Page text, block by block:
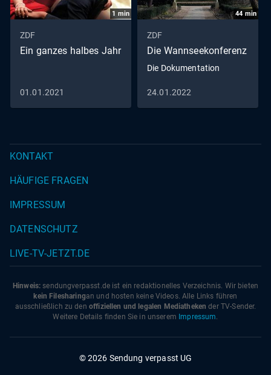
1 min
ZDF
Ein ganzes halbes Jahr
01.01.2021
44 min
ZDF
Die Wannseekonferenz
Die Dokumentation
24.01.2022
KONTAKT
HÄUFIGE FRAGEN
IMPRESSUM
DATENSCHUTZ
LIVE-TV-JETZT.DE
Hinweis: sendungverpasst.de ist ein redaktionelles Verzeichnis. Wir bieten
kein Filesharingan und hosten keine Videos. Alle Links führen
ausschließlich zu den offiziellen und legalen Mediatheken der TV-Sender.
Weitere Details finden Sie in unserem Impressum.
© 2026 Sendung verpasst UG